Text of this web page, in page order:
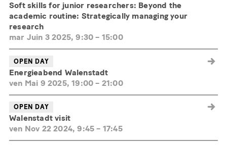
Soft skills for junior researchers: Beyond the
academic routine: Strategically managing your
research
mar Juin 3 2025, 9:30 – 15:00
OPEN DAY
Energieabend Walenstadt
ven Mai 9 2025, 19:00 – 21:00
OPEN DAY
Walenstadt visit
ven Nov 22 2024, 9:45 – 17:45